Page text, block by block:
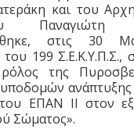
και του
Παναγιώτη
στις 30
του 199 Σ.Ε.Κ.Υ.Π.Σ.,
της
ΕΠΑΝ ΙΙ στον
Σώματος».